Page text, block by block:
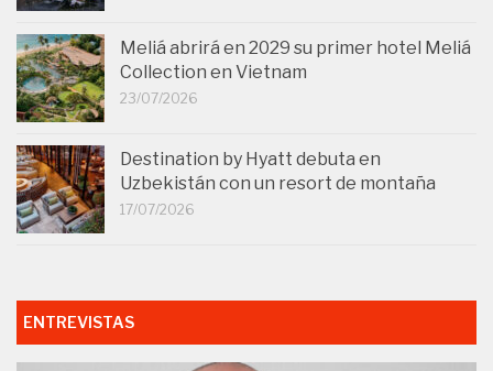
Meliá abrirá en 2029 su primer hotel Meliá
Collection en Vietnam
23/07/2026
Destination by Hyatt debuta en
Uzbekistán con un resort de montaña
17/07/2026
ENTREVISTAS